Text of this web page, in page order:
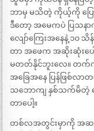
ဘာမှ မသိတဲ့ ကိုယ့်ကို ပြေ
ဒီတော့ အမေကပဲ ပြသနာကို
လျော်ကြေးအနေနဲ့ ၁၀
တာ အဖေက အဆိုးဆုံးပ
မတတ်နိုင်ဘူးလေ။ တက်
အခြေအနေ ပြန်ဖြစ်
သဘောကျ နှစ်သက်မိတဲ့ က
တာပေါ့။
တစ်လအတွင်းမှာကို အဆင့်